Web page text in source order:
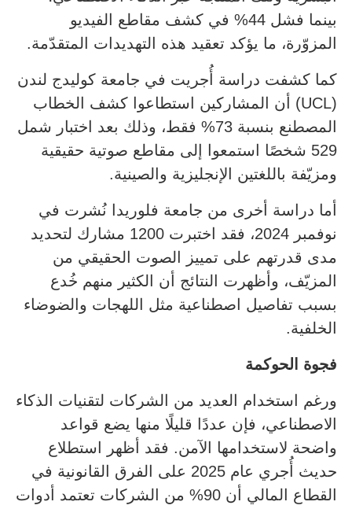
بينما فشل 44% في كشف مقاطع الفيديو
المزوّرة، ما يؤكد تعقيد هذه التهديدات المتقدّمة.
كما كشفت دراسة أُجريت في جامعة كوليدج لندن
(UCL) أن المشاركين استطاعوا كشف الخطاب
المصطنع بنسبة 73% فقط، وذلك بعد اختبار شمل
529 شخصًا استمعوا إلى مقاطع صوتية حقيقية
ومزيّفة باللغتين الإنجليزية والصينية.
أما دراسة أخرى من جامعة فلوريدا نُشرت في
نوفمبر 2024، فقد اختبرت 1200 مشارك لتحديد
مدى قدرتهم على تمييز الصوت الحقيقي من
المزيّف، وأظهرت النتائج أن الكثير منهم خُدع
بسبب تفاصيل اصطناعية مثل اللهجات والضوضاء
الخلفية.
فجوة الحوكمة
ورغم استخدام العديد من الشركات لتقنيات الذكاء
الاصطناعي، فإن عددًا قليلًا منها يضع قواعد
واضحة لاستخدامها الآمن. فقد أظهر استطلاع
حديث أُجري عام 2025 على الفرق القانونية في
القطاع المالي أن 90% من الشركات تعتمد أدوات